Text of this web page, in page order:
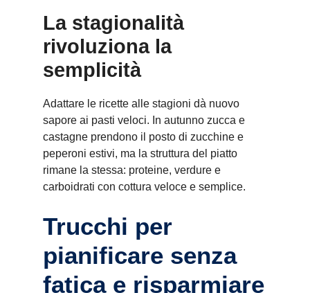
La stagionalità
rivoluziona la
semplicità
Adattare le ricette alle stagioni dà nuovo
sapore ai pasti veloci. In autunno zucca e
castagne prendono il posto di zucchine e
peperoni estivi, ma la struttura del piatto
rimane la stessa: proteine, verdure e
carboidrati con cottura veloce e semplice.
Trucchi per
pianificare senza
fatica e risparmiare